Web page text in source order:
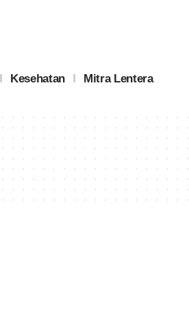
Kesehatan Mitra Lentera